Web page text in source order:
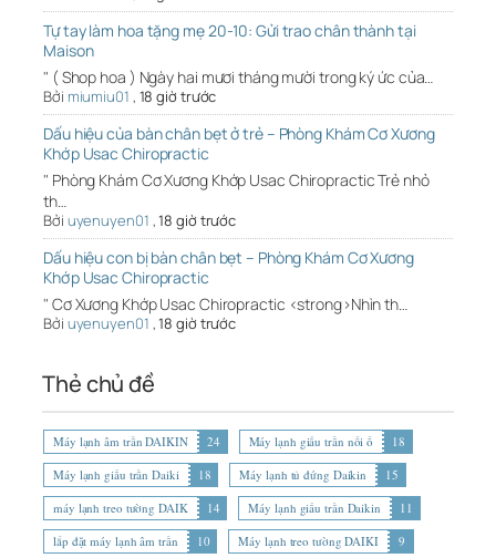
Tự tay làm hoa tặng mẹ 20-10: Gửi trao chân thành tại
Maison
" ( Shop hoa ) Ngày hai mươi tháng mười trong ký ức của…
Bởi miumiu01 , 18 giờ trước
Dấu hiệu của bàn chân bẹt ở trẻ – Phòng Khám Cơ Xương
Khớp Usac Chiropractic
" Phòng Khám Cơ Xương Khớp Usac Chiropractic Trẻ nhỏ
th…
Bởi uyenuyen01 ,18 giờ trước
Dấu hiệu con bị bàn chân bẹt – Phòng Khám Cơ Xương
Khớp Usac Chiropractic
" Cơ Xương Khớp Usac Chiropractic <strong>Nhìn th…
Bởi uyenuyen01 ,18 giờ trước
Thẻ chủ đề
Máy lạnh âm trần DAIKIN 24 Máy lạnh giấu trần nối ố
18
Máy lạnh giấu trần Daiki
18 Máy lạnh tủ đứng Daikin
15
máy lạnh treo tường DAIK
14 Máy lạnh giấu trần Daikin
11
lắp đặt máy lạnh âm trần
10 Máy lạnh treo tường DAIKI
9